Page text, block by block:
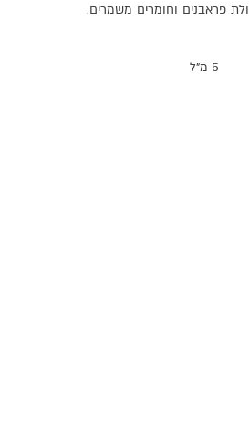
פראבנים וחומרים משמרים.
5 מ"ל